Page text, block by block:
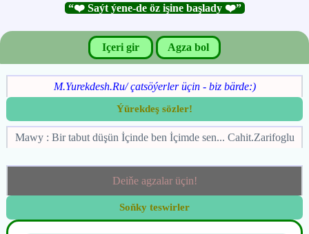
“❤️ Saýt ýene-de öz işine başlady ❤️”
Içeri gir Agza bol
M.Yurekdesh.Ru/ çatsöýerler üçin - biz bärde:)
Ýürekdeş sözler!
Mawy : Bir tabut düşün İçinde ben İçimde sen... Cahit.Zarifoglu
Deiňe agzalar üçin!
Soňky teswirler